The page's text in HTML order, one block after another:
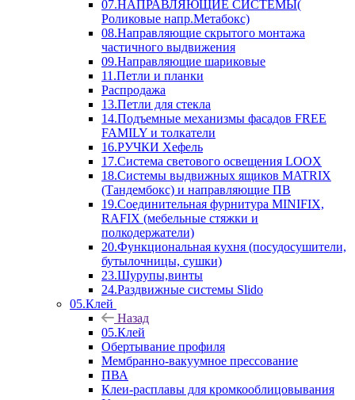
07.НАПРАВЛЯЮЩИЕ СИСТЕМЫ(
Роликовые напр.Метабокс)
08.Направляющие скрытого монтажа
частичного выдвижения
09.Направляющие шариковые
11.Петли и планки
Распродажа
13.Петли для стекла
14.Подъемные механизмы фасадов FREE
FAMILY и толкатели
16.РУЧКИ Хефель
17.Система светового освещения LOOX
18.Системы выдвижных ящиков MATRIX
(Тандембокс) и направляющие ПВ
19.Соединительная фурнитура MINIFIX,
RAFIX (мебельные стяжки и
полкодержатели)
20.Функциональная кухня (посудосушители,
бутылочницы, сушки)
23.Шурупы,винты
24.Раздвижные системы Slido
05.Клей
Назад
05.Клей
Обертывание профиля
Мембранно-вакуумное прессование
ПВА
Клеи-расплавы для кромкооблицовывания